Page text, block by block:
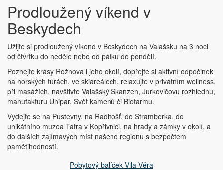
Prodloužený víkend v
Beskydech
Užijte si prodloužený víkend v Beskydech na Valašsku na 3 noci
od čtvrtku do neděle nebo od pátku do pondělí.
Poznejte krásy Rožnova i jeho okolí, dopřejte si aktivní odpočinek
na horských túrách, ve skiareálech, relaxujte v privátním wellness,
při masážích, navštivte Valašský Skanzen, Jurkovičovu rozhlednu,
manufakturu Unipar, Svět kamenů či Biofarmu.
Vydejte se na Pustevny, na Radhošť, do Štramberka, do
unikátního muzea Tatra v Kopřivnici, na hrady a zámky v okolí, a
do dalších zajímavých míst našeho regionu s bezpočtem
pamětihodností.
Pobytový balíček Vila Věra